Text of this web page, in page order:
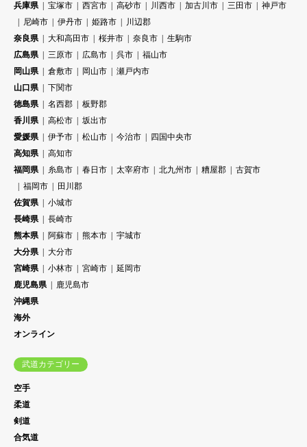
兵庫県
宝塚市 西宮市 高砂市 川西市 加古川市 三田市
神戸市
尼崎市
伊丹市 姫路市
川辺郡
奈良県
大和高田市 桜井市 奈良市
生駒市
広島県
三原市 広島市 呉市
福山市
岡山県
倉敷市 岡山市
瀬戸内市
山口県
下関市
徳島県
名西郡
板野郡
香川県
高松市
坂出市
愛媛県
伊予市 松山市 今治市
四国中央市
高知県
高知市
福岡県
糸島市 春日市 太宰府市 北九州市 糟屋郡
古賀市
福岡市
田川郡
佐賀県
小城市
長崎県
長崎市
熊本県
阿蘇市 熊本市
宇城市
大分県
大分市
宮崎県
小林市 宮崎市
延岡市
鹿児島県
鹿児島市
沖縄県
海外
オンライン
武道カテゴリー
空手
柔道
剣道
合気道